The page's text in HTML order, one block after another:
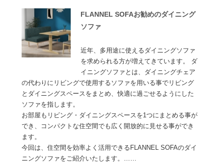
FLANNEL SOFAお勧めのダイニング
ソファ
近年、多用途に使えるダイニングソファ
を求められる方が増えてきています。 ダ
イニングソファとは、ダイニングチェア
の代わりにリビングで使用するソファを用いる事でリビング
とダイニングスペースをまとめ、快適に過ごせるようにした
ソファを指します。
お部屋もリビング・ダイニングスペースを1つにまとめる事が
でき、コンパクトな住空間でも広く開放的に見せる事ができ
ます。
今回は、住空間を効率よく活用できるFLANNEL SOFAのダイ
ニングソファをご紹介いたします。……